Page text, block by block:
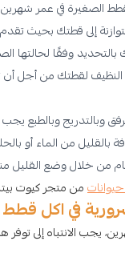
عمر شهرين هى 124 جرام من الطعام
إلى قطتك بحيث تقدم
وفقًا لحالتها
النظيف لقطتك من أجل
وبالتدريج
بالقليل من الماء أو
من خلال وضع القليل
من متجر كيوت
في اكل
يجب الانتباه إلى